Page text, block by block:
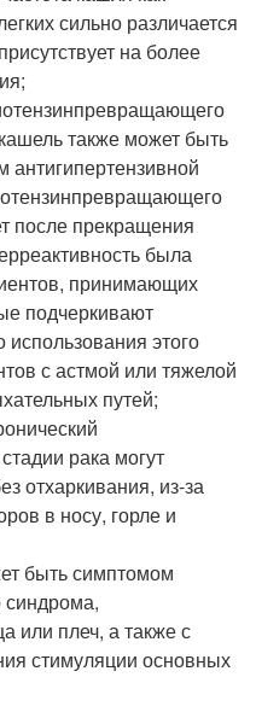
сильно различается
на более
также может быть
после прекращения
была
принимающих
подчеркивают
этого
с астмой или тяжелой
путей;
рака могут
отхаркивания, из-за
в носу, горле и
быть симптомом
синдрома,
или плеч, а также с
стимуляции основных